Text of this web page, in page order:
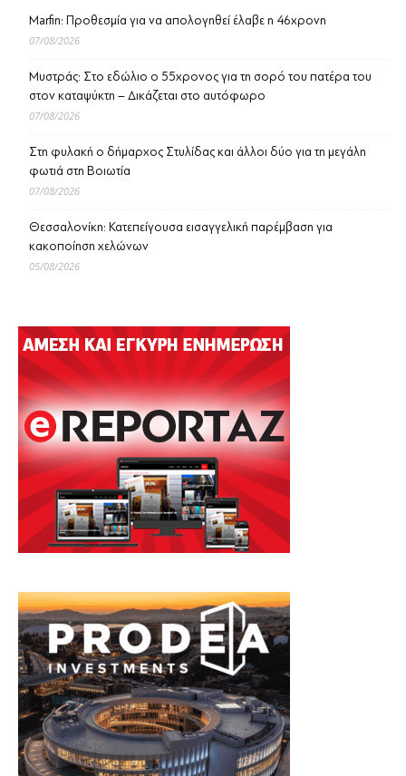
Marfin: Προθεσμία για να απολογηθεί έλαβε η 46χρονη
07/08/2026
Μυστράς: Στο εδώλιο ο 55χρονος για τη σορό του πατέρα του
στον καταψύκτη – Δικάζεται στο αυτόφωρο
07/08/2026
Στη φυλακή ο δήμαρχος Στυλίδας και άλλοι δύο για τη μεγάλη
φωτιά στη Βοιωτία
07/08/2026
Θεσσαλονίκη: Κατεπείγουσα εισαγγελική παρέμβαση για
κακοποίηση χελώνων
05/08/2026